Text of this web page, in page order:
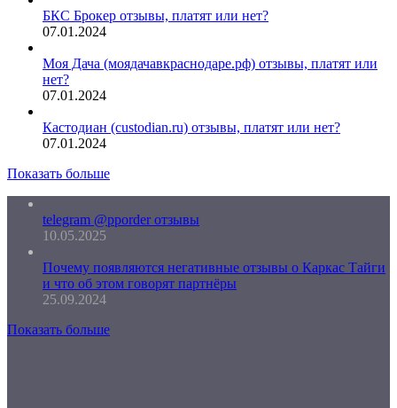
БКС Брокер отзывы, платят или нет?
07.01.2024
Моя Дача (моядачавкраснодаре.рф) отзывы, платят или
нет?
07.01.2024
Кастодиан (custodian.ru) отзывы, платят или нет?
07.01.2024
Показать больше
telegram @pporder отзывы
10.05.2025
Почему появляются негативные отзывы о Каркас Тайги
и что об этом говорят партнёры
25.09.2024
Показать больше